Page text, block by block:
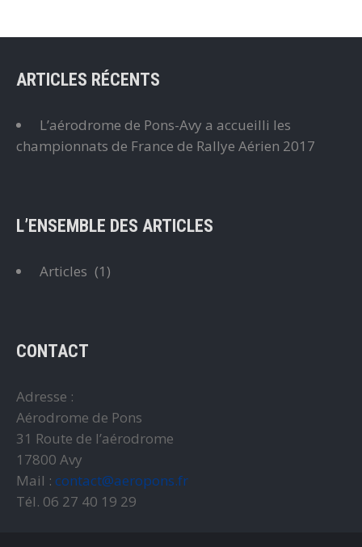
ARTICLES RÉCENTS
L’aérodrome de Pons-Avy a accueilli les
championnats de France de Rallye Aérien 2017
L’ENSEMBLE DES ARTICLES
Articles (1)
CONTACT
Adresse :
Aérodrome de Pons
31 Route de l’aérodrome
17800 Avy
Mail : contact@aeropons.fr
Tél. 06 27 40 19 29